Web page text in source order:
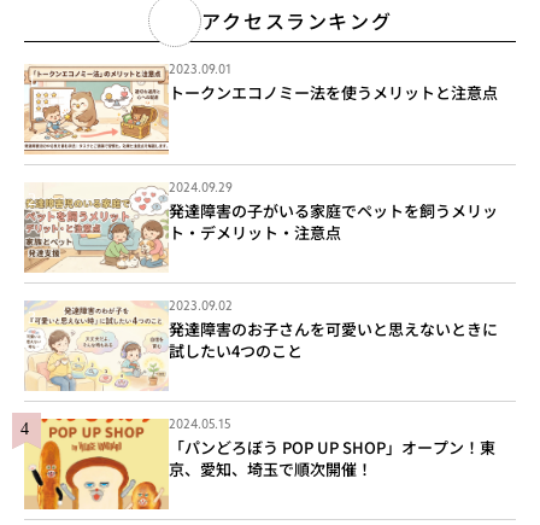
アクセスランキング
2023.09.01
トークンエコノミー法を使うメリットと注意点
2024.09.29
発達障害の子がいる家庭でペットを飼うメリッ
ト・デメリット・注意点
2023.09.02
発達障害のお子さんを可愛いと思えないときに
試したい4つのこと
2024.05.15
「パンどろぼう POP UP SHOP」オープン！東
京、愛知、埼玉で順次開催！